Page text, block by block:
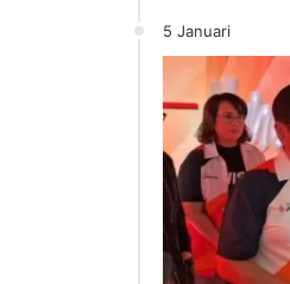
5 Januari